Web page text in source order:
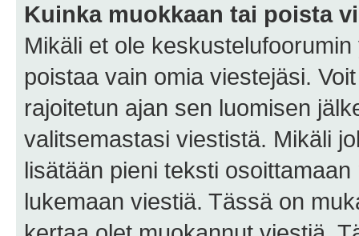
Kuinka muokkaan tai poista
Mikäli et ole
poistaa vain omia viestejäsi.
rajoitetun ajan sen luomisen
valitsemastasi viestistä. Mikäli
lisätään pieni teksti
lukemaan viestiä. Tässä on